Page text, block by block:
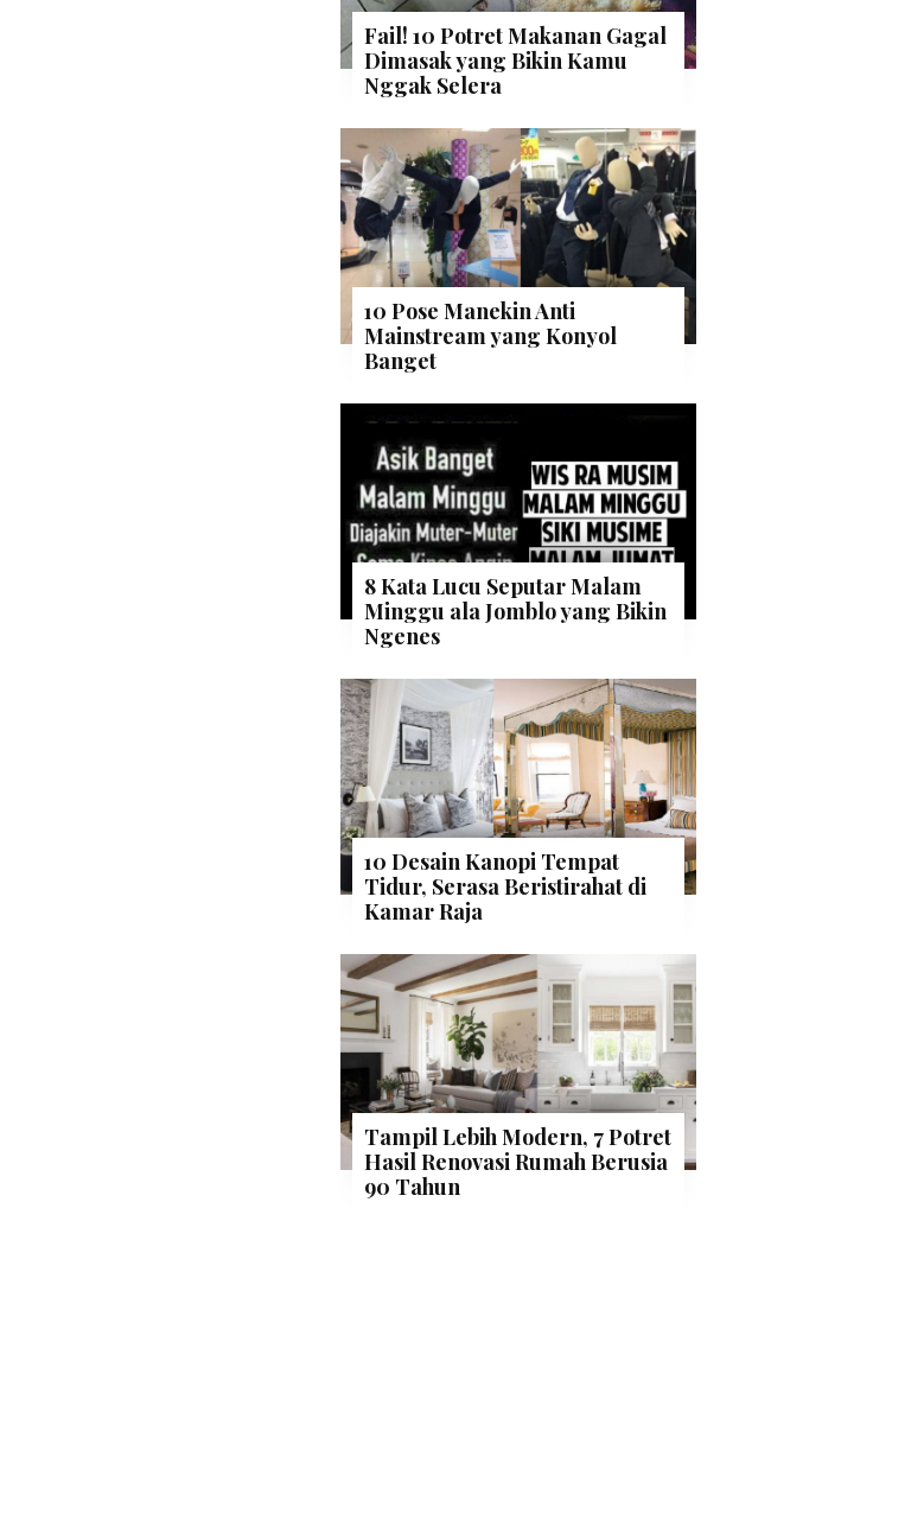
Fail! 10 Potret Makanan Gagal
Dimasak yang Bikin Kamu
Nggak Selera
10 Pose Manekin Anti
Mainstream yang Konyol
Banget
8 Kata Lucu Seputar Malam
Minggu ala Jomblo yang Bikin
Ngenes
10 Desain Kanopi Tempat
Tidur, Serasa Beristirahat di
Kamar Raja
Tampil Lebih Modern, 7 Potret
Hasil Renovasi Rumah Berusia
90 Tahun